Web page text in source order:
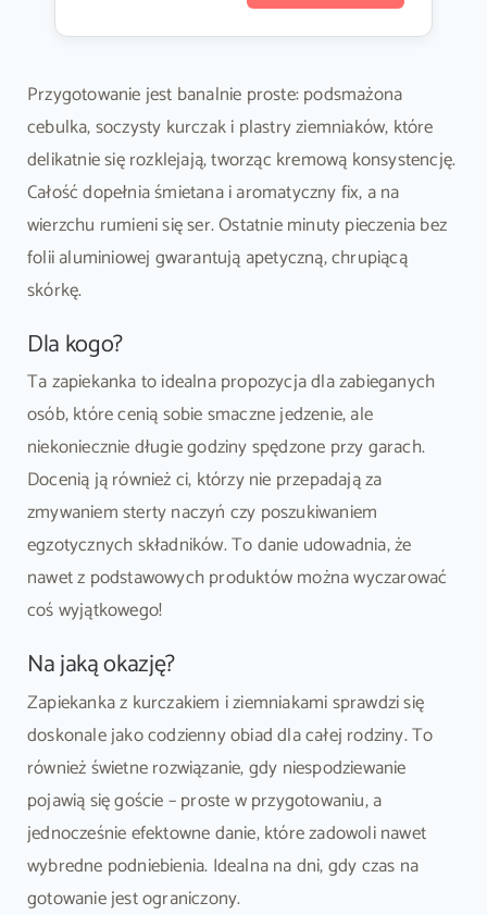
Przygotowanie jest banalnie proste: podsmażona
cebulka, soczysty kurczak i plastry ziemniaków, które
delikatnie się rozklejają, tworząc kremową konsystencję.
Całość dopełnia śmietana i aromatyczny fix, a na
wierzchu rumieni się ser. Ostatnie minuty pieczenia bez
folii aluminiowej gwarantują apetyczną, chrupiącą
skórkę.
Dla kogo?
Ta zapiekanka to idealna propozycja dla zabieganych
osób, które cenią sobie smaczne jedzenie, ale
niekoniecznie długie godziny spędzone przy garach.
Docenią ją również ci, którzy nie przepadają za
zmywaniem sterty naczyń czy poszukiwaniem
egzotycznych składników. To danie udowadnia, że
nawet z podstawowych produktów można wyczarować
coś wyjątkowego!
Na jaką okazję?
Zapiekanka z kurczakiem i ziemniakami sprawdzi się
doskonale jako codzienny obiad dla całej rodziny. To
również świetne rozwiązanie, gdy niespodziewanie
pojawią się goście – proste w przygotowaniu, a
jednocześnie efektowne danie, które zadowoli nawet
wybredne podniebienia. Idealna na dni, gdy czas na
gotowanie jest ograniczony.